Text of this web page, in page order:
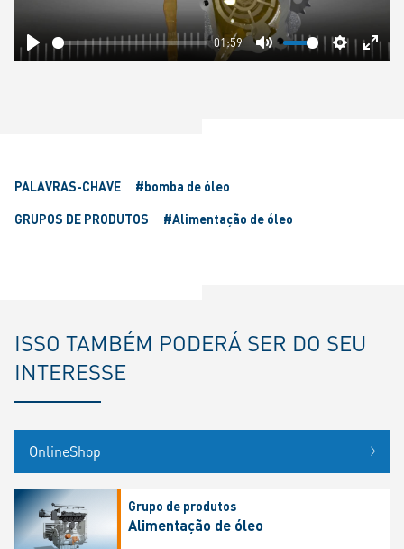
Play
01:59
Mute Settings
PALAVRAS-CHAVE
#bomba de óleo
GRUPOS DE PRODUTOS
#Alimentação de óleo
ISSO TAMBÉM PODERÁ SER DO SEU
INTERESSE
OnlineShop
Grupo de produtos
Alimentação de óleo